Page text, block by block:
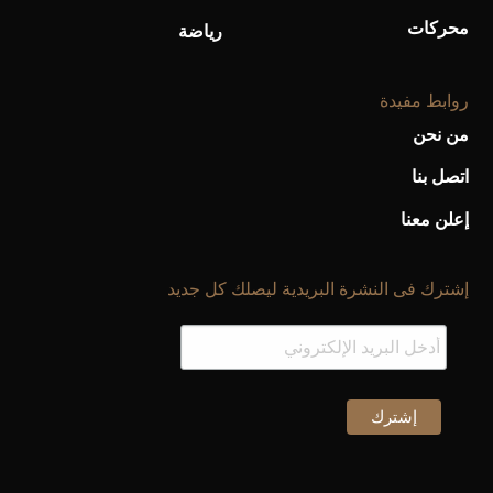
محركات رياضة
روابط مفيدة
من نحن
اتصل بنا
إعلن معنا
إشترك فى النشرة البريدية ليصلك كل جديد